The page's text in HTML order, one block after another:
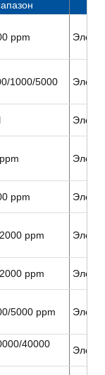
ppm
1000/5000
ppm
ppm
ppm
5000 ppm
40000